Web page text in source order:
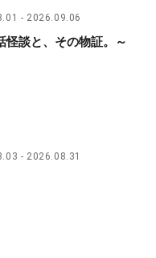
2026.09.06
怪談と、その物証。～
2026.08.31